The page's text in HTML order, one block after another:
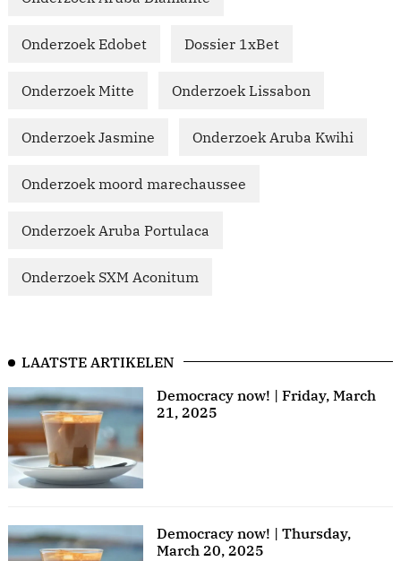
Onderzoek Edobet Dossier 1xBet
Onderzoek Mitte Onderzoek Lissabon
Onderzoek Jasmine Onderzoek Aruba Kwihi
Onderzoek moord marechaussee
Onderzoek Aruba Portulaca
Onderzoek SXM Aconitum
LAATSTE ARTIKELEN
Democracy now! | Friday, March
21, 2025
Democracy now! | Thursday,
March 20, 2025